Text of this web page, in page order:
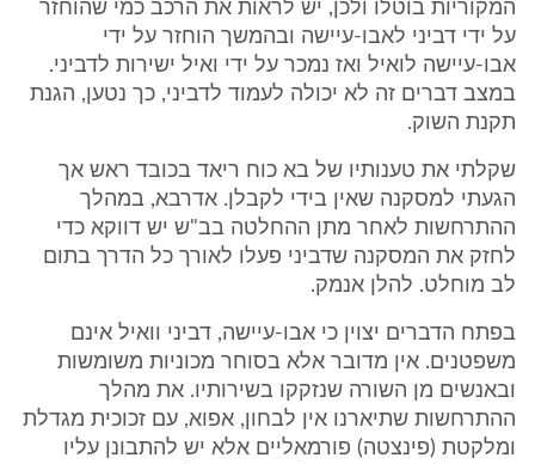
המקוריות בוטלו ולכן, יש לראות את הרכב כמי שהוחזר
על ידי דביני לאבו-עיישה ובהמשך הוחזר על ידי
אבו-עיישה לואיל ואז נמכר על ידי ואיל ישירות לדביני.
במצב דברים זה לא יכולה לעמוד לדביני, כך נטען, הגנת
תקנת השוק.
שקלתי את טענותיו של בא כוח ריאד בכובד ראש אך
הגעתי למסקנה שאין בידי לקבלן. אדרבא, במהלך
ההתרחשות לאחר מתן ההחלטה בב"ש יש דווקא כדי
לחזק את המסקנה שדביני פעלו לאורך כל הדרך בתום
לב מוחלט. להלן אנמק.
בפתח הדברים יצוין כי אבו-עיישה, דביני וואיל אינם
משפטנים. אין מדובר אלא בסוחר מכוניות משומשות
ובאנשים מן השורה שנזקקו בשירותיו. את מהלך
ההתרחשות שתיארנו אין לבחון, אפוא, עם זכוכית מגדלת
ומלקטת (פינצטה) פורמאליים אלא יש להתבונן עליו